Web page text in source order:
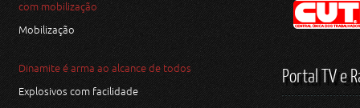
com mobilização
Mobilização
Dinamite é arma ao alcance de todos
Explosivos com facilidade
Portal TV e